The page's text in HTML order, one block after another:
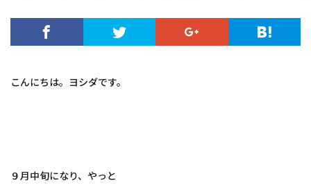
こんにちは。ヨシダです。
９月中旬になり、やっと